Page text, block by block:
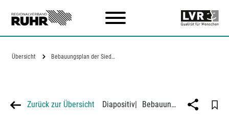
Übersicht Bebauungsplan der Siedlung…
Zurück zur Übersicht Diapositiv| Bebauungsplan der Siedlung Freisenbruchstraße in Essen